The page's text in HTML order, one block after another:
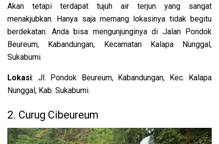
Akan tetapi terdapat tujuh air terjun yang sangat
menakjubkan. Hanya saja memang lokasinya tidak begitu
berdekatan. Anda bisa mengunjunginya di Jalan Pondok
Beureum, Kabandungan, Kecamatan Kalapa Nunggal,
Sukabumi.
Lokasi: Jl. Pondok Beureum, Kabandungan, Kec. Kalapa
Nunggal, Kab. Sukabumi.
2. Curug Cibeureum